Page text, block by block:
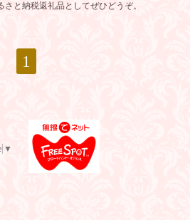
と納税返礼品としてぜひどうぞ。
1
▼